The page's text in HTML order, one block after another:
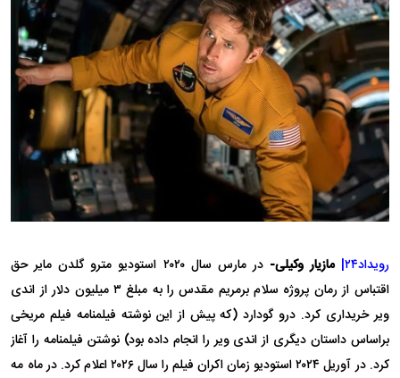
رویداد۲۴| مازیار وکیلی-
در مارس سال ۲۰۲۰ استودیو مترو گلدن مایر حق
اقتباس از رمان پروژه سلام برمریم مقدس را به مبلغ ۳ میلیون دلار از اندی
ویر خریداری کرد. درو گودارد (که پیش از این نوشته فیلمنامه فیلم مریخی
براساس داستان دیگری از اندی ویر را انجام داده بود) نوشتن فیلمنامه را آغاز
کرد. در آوریل ۲۰۲۴ استودیو زمان اکران فیلم را سال ۲۰۲۶ اعلام کرد. در ماه مه